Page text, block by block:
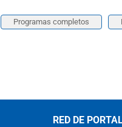
Programas completos
RED DE